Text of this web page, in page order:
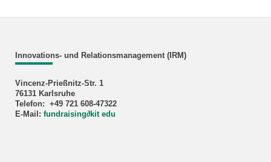
Innovations- und Relationsmanagement (IRM)
Vincenz-Prießnitz-Str. 1
76131 Karlsruhe
Telefon: +49 721 608-47322
E-Mail: fundraising∂kit edu